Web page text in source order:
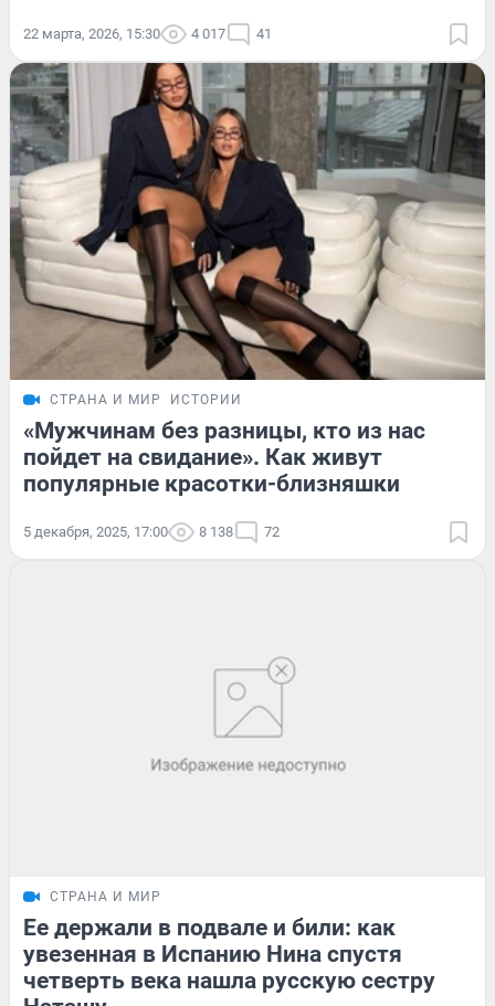
22 марта, 2026, 15:30 4 017 41
СТРАНА И МИР ИСТОРИИ
«Мужчинам без разницы, кто из нас
пойдет на свидание». Как живут
популярные красотки-близняшки
5 декабря, 2025, 17:00 8 138 72
СТРАНА И МИР
Ее держали в подвале и били: как
увезенная в Испанию Нина спустя
четверть века нашла русскую сестру